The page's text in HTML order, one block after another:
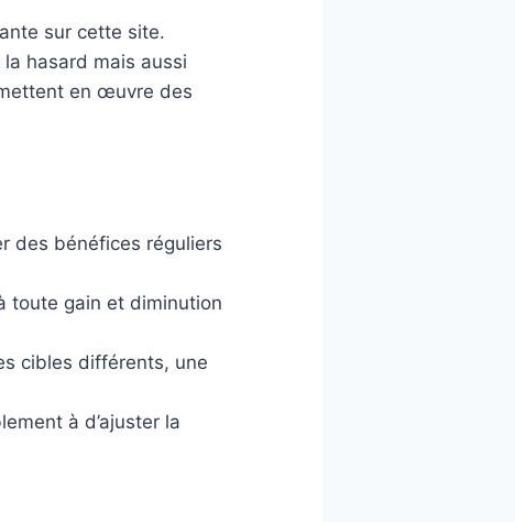
sur cette site.
hasard mais aussi
en œuvre des
des bénéfices réguliers
toute gain et diminution
cibles différents, une
à d’ajuster la